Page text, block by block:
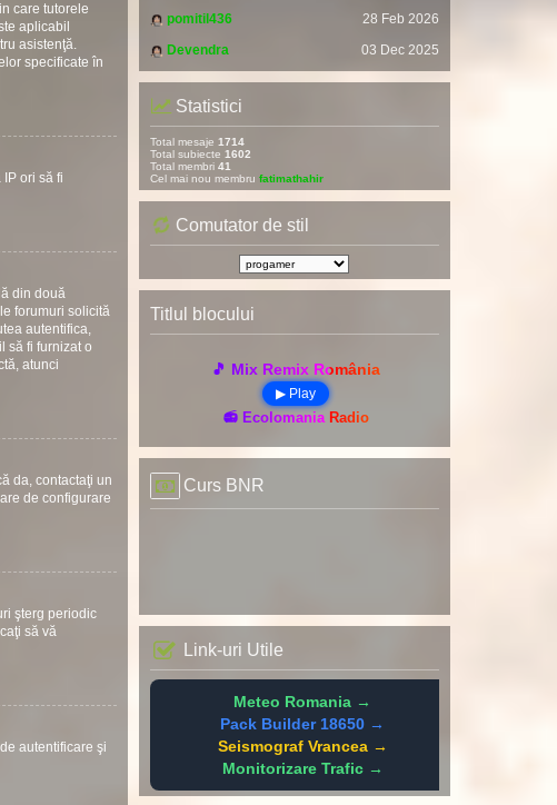
care tutorele
aplicabil
asistenţă.
specificate în
ori să fi
din două
forumuri solicită
autentifica,
să fi furnizat o
atunci
da, contactaţi un
de configurare
şterg periodic
să vă
autentificare şi
pomitil436
28 Feb 2026
Devendra
03 Dec 2025
Statistici
Total mesaje 1714
Total subiecte 1602
Total membri 41
Cel mai nou membru fatimathahir
Comutator de stil
Titlul blocului
🎵 Mix Remix România
▶ Play
📻 Ecolomania Radio
Curs BNR
Link-uri Utile
Meteo Romania →
Pack Builder 18650 →
Seismograf Vrancea →
Monitorizare Trafic →